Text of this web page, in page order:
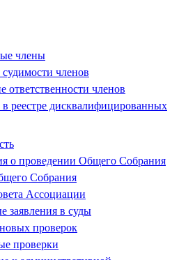
члены
членов
ответственности членов
в реестре дисквалифицированных
о проведении Общего Собрания
Собрания
Ассоциации
заявления в суды
проверок
проверки